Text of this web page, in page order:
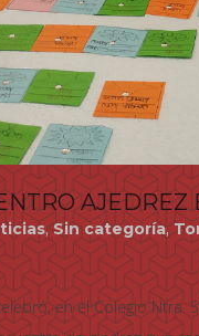
AJEDREZ
,Sin categoría,
en el Colegio Ntra.